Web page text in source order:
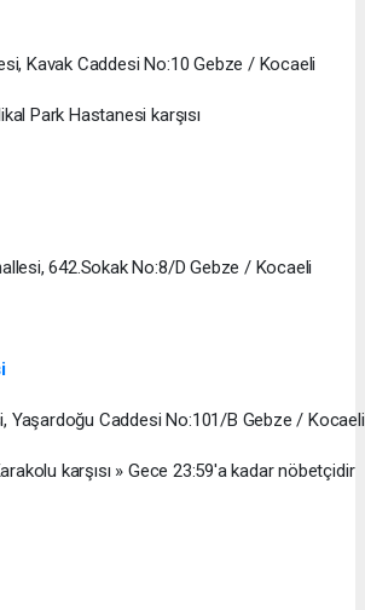
Kavak Caddesi No:10 Gebze / Kocaeli
Park Hastanesi karşısı
642.Sokak No:8/D Gebze / Kocaeli
Yaşardoğu Caddesi No:101/B Gebze / Kocaeli
karşısı » Gece 23:59'a kadar nöbetçidir